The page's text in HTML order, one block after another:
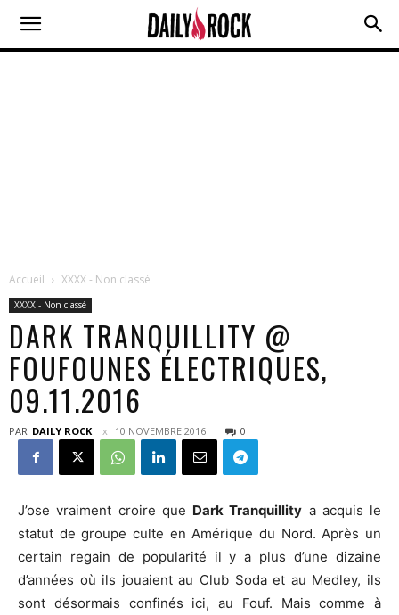
Accueil XXXX - Non classé
XXXX - Non classé
DARK TRANQUILLITY @
FOUFOUNES ÉLECTRIQUES,
09.11.2016
PAR DAILY ROCK 10 NOVEMBRE 2016 0
J’ose vraiment croire que Dark Tranquillity a acquis le
statut de groupe culte en Amérique du Nord. Après un
certain regain de popularité il y a plus d’une dizaine
d’années où ils jouaient au Club Soda et au Medley, ils
sont désormais confinés ici, au Fouf. Mais comme à